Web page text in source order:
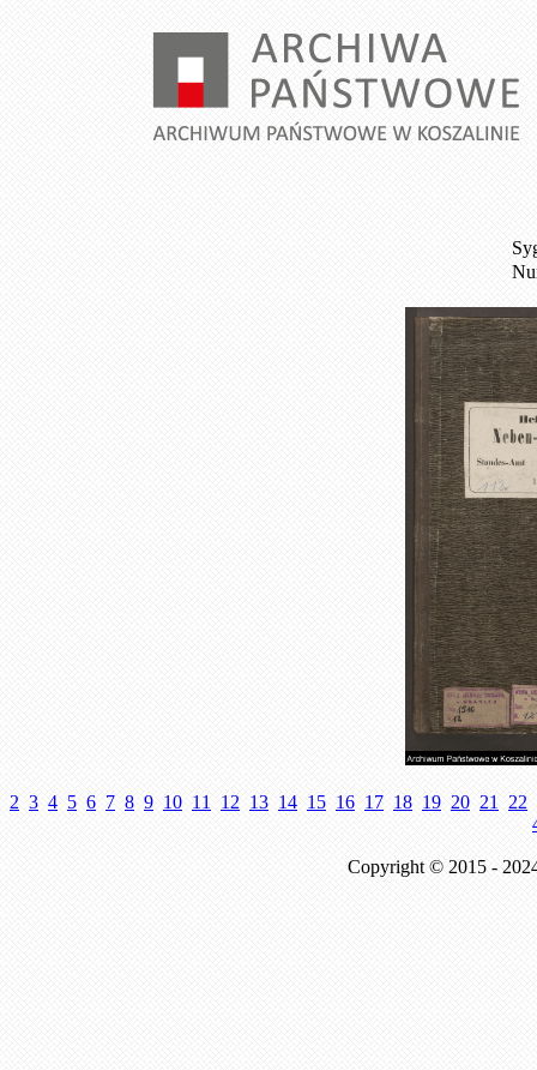
2 3 4 5 6 7 8 9 10 11 12 13 14 15 16 17 18 19 20 21
22
Copyright © 2015 -